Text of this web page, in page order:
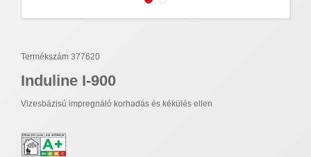
Termékszám 377620
Induline I-900
Vizesbázisú impregnáló korhadás és kékülés ellen